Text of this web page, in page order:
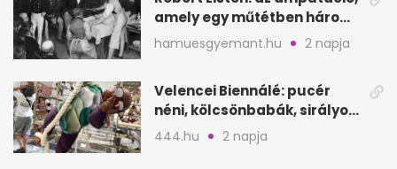
amely egy műtétben három
életet követelt
hamuesgyemant.hu 2 napja
Velencei Biennálé: pucér
néni, kölcsönbabák, sirályok,
és kész a családi program
444.hu 2 napja